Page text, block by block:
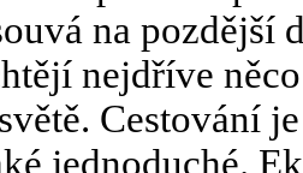
na pozdější
nejdříve
Cestování
jednoduché.